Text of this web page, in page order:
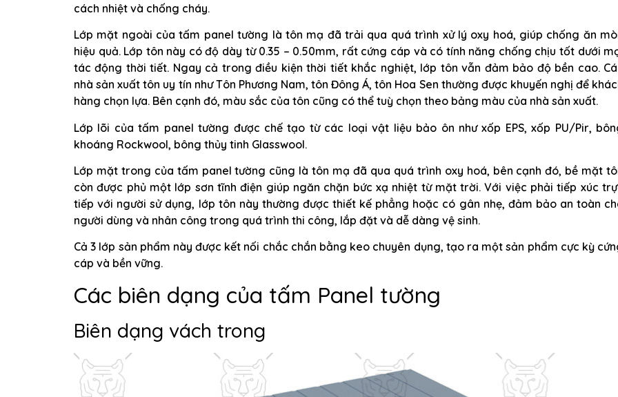
cách nhiệt và chống cháy.
Lớp mặt ngoài của tấm panel tường là tôn mạ đã trải qua quá trình xử lý oxy hoá, giúp chống ăn
hiệu quả. Lớp tôn này có độ dày từ 0.35 – 0.50mm, rất cứng cáp và có tính năng chống chịu tốt dưới
tác động thời tiết. Ngay cả trong điều kiện thời tiết khắc nghiệt, lớp tôn vẫn đảm bảo độ bền cao.
nhà sản xuất tôn uy tín như Tôn Phương Nam, tôn Đông Á, tôn Hoa Sen thường được khuyến nghị để
hàng chọn lựa. Bên cạnh đó, màu sắc của tôn cũng có thể tuỳ chọn theo bảng màu của nhà sản xuất.
Lớp lõi của tấm panel tường được chế tạo từ các loại vật liệu bảo ôn như xốp EPS, xốp PU/Pir,
khoáng Rockwool, bông thủy tinh Glasswool.
Lớp mặt trong của tấm panel tường cũng là tôn mạ đã qua quá trình oxy hoá, bên cạnh đó, bề mặt
còn được phủ một lớp sơn tĩnh điện giúp ngăn chặn bức xạ nhiệt từ mặt trời. Với việc phải tiếp xúc
tiếp với người sử dụng, lớp tôn này thường được thiết kế phẳng hoặc có gân nhẹ, đảm bảo an toàn
người dùng và nhân công trong quá trình thi công, lắp đặt và dễ dàng vệ sinh.
Cả 3 lớp sản phẩm này được kết nối chắc chắn bằng keo chuyên dụng, tạo ra một sản phẩm cực kỳ
cáp và bền vững.
Các biên dạng của tấm Panel tường
Biên dạng vách trong